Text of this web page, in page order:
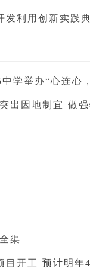
发利用创新实践
举办“心连心，
做强特色优势 为全区
渠
目开工 预计明年